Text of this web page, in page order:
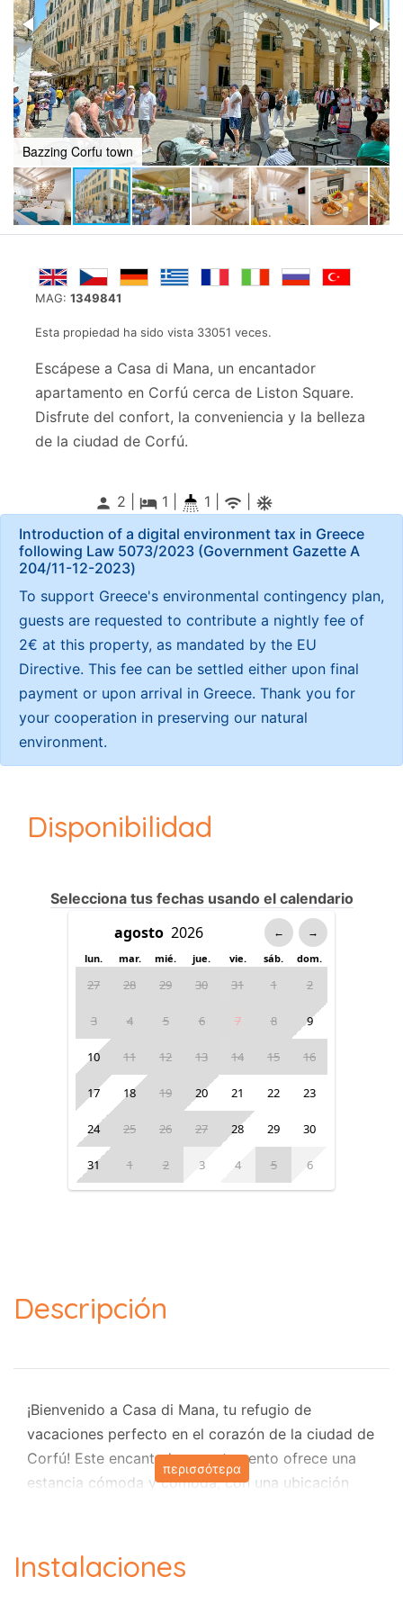
MAG: 1349841
Esta propiedad ha sido vista 33051 veces.
Escápese a Casa di Mana, un encantador
apartamento en Corfú cerca de Liston Square.
Disfrute del confort, la conveniencia y la belleza
de la ciudad de Corfú.
person 2 | local_hotel1 1 | wifi ac_unitif
Corfu Town
Introduction of a digital environment tax in Greece
following Law 5073/2023 (Government Gazette Α
204/11-12-2023)
To support Greece's environmental contingency plan,
guests are requested to contribute a nightly fee of
2€ at this property, as mandated by the EU
Directive. This fee can be settled either upon final
payment or upon arrival in Greece. Thank you for
your cooperation in preserving our natural
environment.
Disponibilidad
Selecciona tus fechas usando el calendario
← →
lun. mar. mié. jue. vie. sáb. dom.
27 28 29 30 31 1 2
3 4 5 6 7 8 9
10 11 12 13 14 15 16
17 18 19 20 21 22 23
24 25 26 27 28 29 30
31 1 2 3 4 5 6
Descripción
¡Bienvenido a Casa di Mana, tu refugio de
vacaciones perfecto en el corazón de la ciudad de
Corfú! Este encantador apartamento ofrece una
estancia cómoda y cómoda, con una ubicación
le alegrará saber que está a solo 4 minutos en
coche del aeropuerto de Corfú Kapodistrias, lo
περισσότερα
Instalaciones